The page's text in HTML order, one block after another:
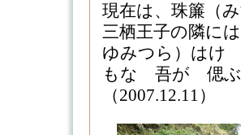
現在は、珠簾（
三栖王子の隣に
ゆみつら）はけ
もな 吾が 偲ぶ
（2007.12.11）